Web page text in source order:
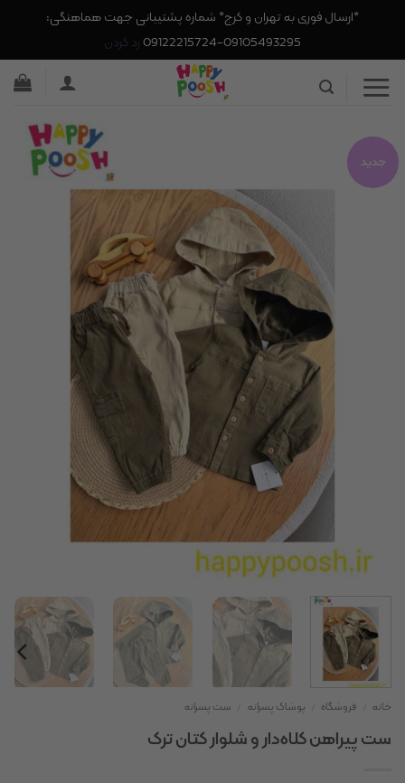
*ارسال فوری به تهران و کرج* شماره پشتیبانی جهت هماهنگی:
09105493295-09122215724
رد کردن
جدید
خانه فروشگاه پوشاک پسرانه ست پسرانه
ست پیراهن کلاه‌دار و شلوار کتان ترک